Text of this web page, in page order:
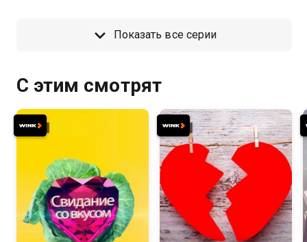
Показать все серии
С этим смотрят